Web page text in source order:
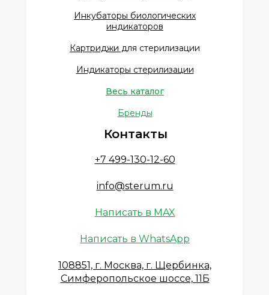
+7 499-130-12-60
info@sterum.ru
Написать в MAX
Написать в WhatsApp
108851, г. Москва, г. Щербинка,
Симферопольское шоссе, 11Б
Контакты
Инкубаторы биологических
индикаторов
Картриджи для стерилизации
Индикаторы стерилизации
Весь каталог
Бренды